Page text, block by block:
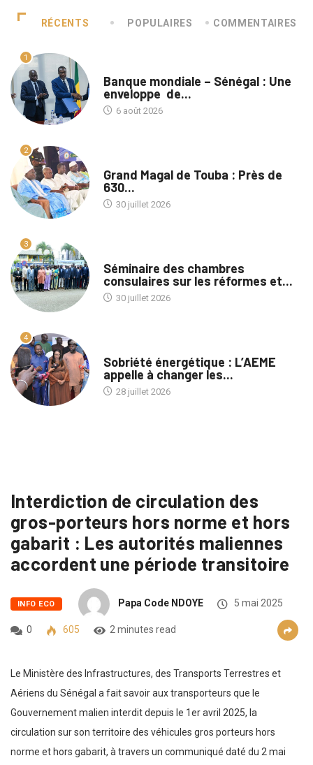
RÉCENTS POPULAIRES COMMENTAIRES
1
Banque mondiale – Sénégal : Une
enveloppe de...
6 août 2026
2
Grand Magal de Touba : Près de
630...
30 juillet 2026
3
Séminaire des chambres
consulaires sur les réformes et...
30 juillet 2026
4
Sobriété énergétique : L’AEME
appelle à changer les...
28 juillet 2026
Interdiction de circulation des
gros-porteurs hors norme et hors
gabarit : Les autorités maliennes
accordent une période transitoire
INFO ECO Papa Code NDOYE 5 mai 2025
0 605 2 minutes read
Le Ministère des Infrastructures, des Transports Terrestres et
Aériens du Sénégal a fait savoir aux transporteurs que le
Gouvernement malien interdit depuis le 1er avril 2025, la
circulation sur son territoire des véhicules gros porteurs hors
norme et hors gabarit, à travers un communiqué daté du 2 mai